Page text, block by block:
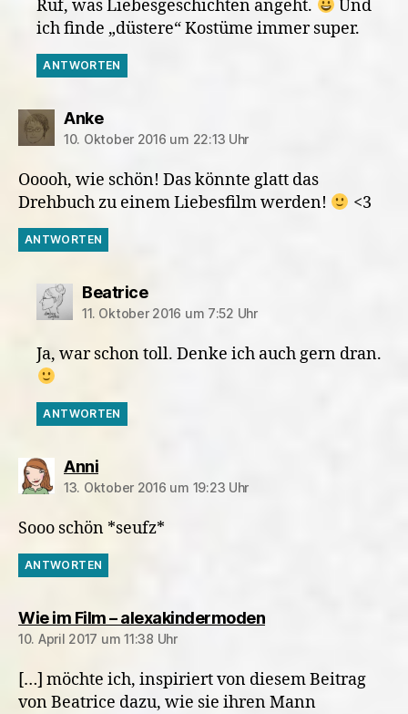
Ruf, was Liebesgeschichten angeht.
Und
ich finde „düstere“ Kostüme immer super.
ANTWORTEN
Ankesagt:
10. Oktober 2016 um 22:13 Uhr
Ooooh, wie schön! Das könnte glatt das
Drehbuch zu einem Liebesfilm werden!
<3
ANTWORTEN
Beatricesagt:
11. Oktober 2016 um 7:52 Uhr
Ja, war schon toll. Denke ich auch gern dran.
ANTWORTEN
Annisagt:
13. Oktober 2016 um 19:23 Uhr
Sooo schön *seufz*
ANTWORTEN
Wie im Film – alexakindermodensagt:
10. April 2017 um 11:38 Uhr
[…] möchte ich, inspiriert von diesem Beitrag
von Beatrice dazu, wie sie ihren Mann